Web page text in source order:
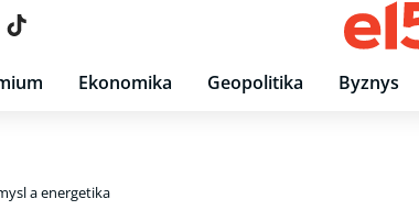
Ekonomika Geopolitika Byznys
a energetika